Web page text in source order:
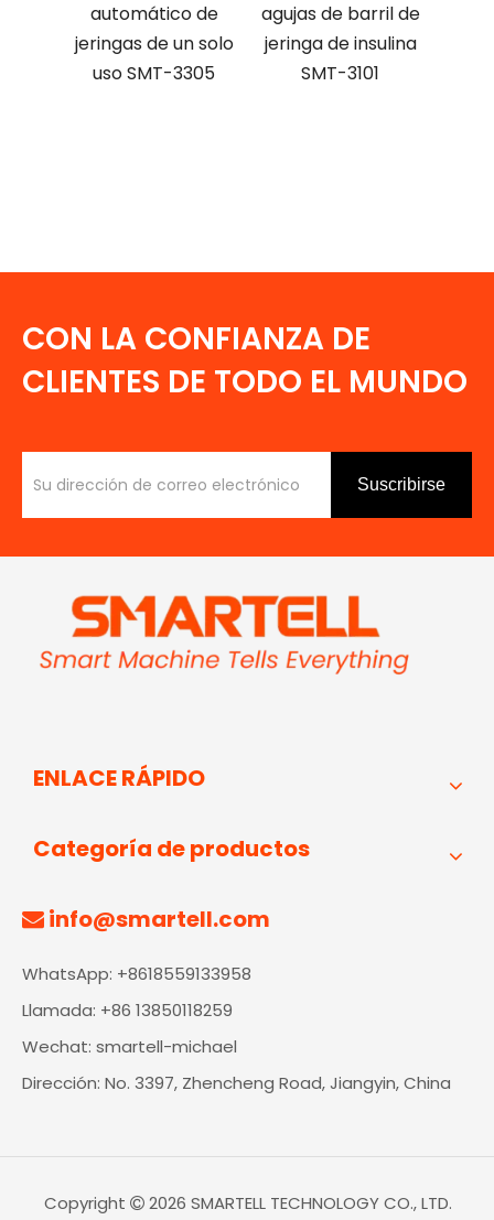
automático de
jeringas de un solo
uso SMT-3305
agujas de barril de
jeringa de insulina
SMT-3101
CON LA CONFIANZA DE
CLIENTES DE TODO EL MUNDO
Suscribirse
ENLACE RÁPIDO
Categoría de productos
 info@smartell.com
WhatsApp: +8618559133958
Llamada: +86 13850118259
Wechat: smartell-michael
Dirección: No. 3397, Zhencheng Road, Jiangyin, China
Copyright  2026 SMARTELL TECHNOLOGY CO., LTD.